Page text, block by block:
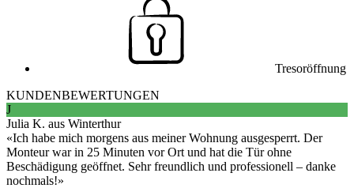
Tresoröffnung
KUNDENBEWERTUNGEN
J
Julia K. aus Winterthur
Ich habe mich morgens aus meiner Wohnung ausgesperrt. Der
Monteur war in 25 Minuten vor Ort und hat die Tür ohne
Beschädigung geöffnet. Sehr freundlich und professionell – danke
nochmals!